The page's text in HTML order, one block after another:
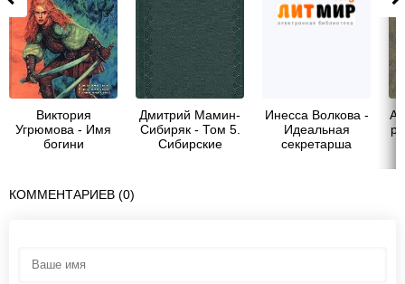
Виктория
Угрюмова - Имя
богини
Дмитрий Мамин-
Сибиряк - Том 5.
Сибирские
Инесса Волкова -
Идеальная
секретарша
КОММЕНТАРИЕВ (0)